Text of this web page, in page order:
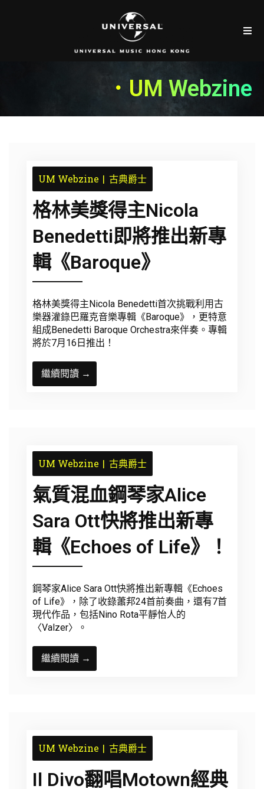
．UM Webzine
UM Webzine 古典爵士
格林美獎得主Nicola
Benedetti即將推出新專
輯《Baroque》
格林美獎得主Nicola Benedetti首次挑戰利用古
樂器灌錄巴羅克音樂專輯《Baroque》，更特意
組成Benedetti Baroque Orchestra來伴奏。專輯
將於7月16日推出！
繼續閱讀 →
UM Webzine 古典爵士
氣質混血鋼琴家Alice
Sara Ott快將推出新專
輯《Echoes of Life》！
鋼琴家Alice Sara Ott快將推出新專輯《Echoes
of Life》，除了收錄蕭邦24首前奏曲，還有7首
現代作品，包括Nino Rota平靜怡人的
〈Valzer〉。
繼續閱讀 →
UM Webzine 古典爵士
Il Divo翻唱Motown經典